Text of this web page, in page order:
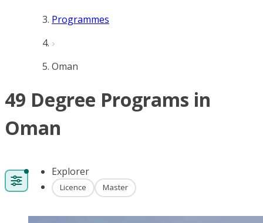
Programmes
Oman
49 Degree Programs in
Oman
Explorer
Licence Master